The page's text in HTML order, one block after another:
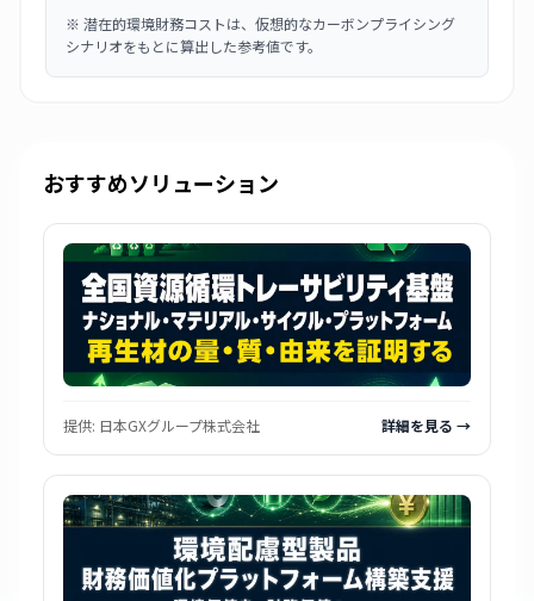
※ 潜在的環境財務コストは、仮想的なカーボンプライシング
シナリオをもとに算出した参考値です。
おすすめソリューション
提供: 日本GXグループ株式会社 詳細を見る →